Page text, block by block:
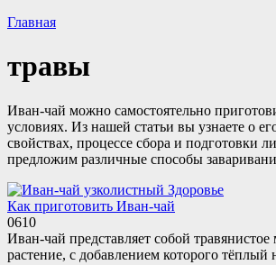
Главная
травы
Иван-чай можно самостоятельно
условиях. Из нашей статьи вы узнаете о
свойствах, процессе сбора и подготовки
предложим различные способы
Здоровье
Как приготовить Иван-чай
0610
Иван-чай представляет собой травянистое
растение, с добавлением которого тёплый